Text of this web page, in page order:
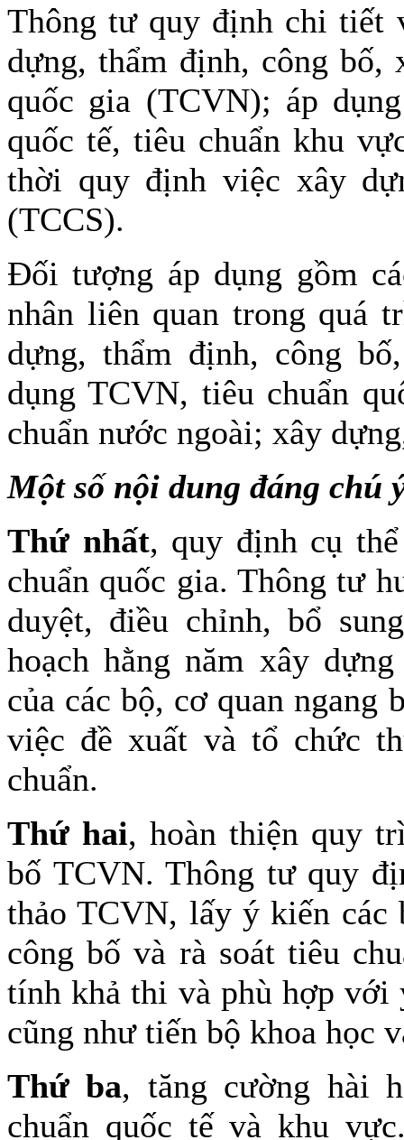
Thông tư quy định chi tiết
dựng, thẩm định, công bố,
quốc gia (TCVN); áp
quốc tế, tiêu chuẩn khu
thời quy định việc xây
(TCCS).
Đối tượng áp dụng gồm
nhân liên quan trong quá
dựng, thẩm định, công
dụng TCVN, tiêu chuẩn
chuẩn nước ngoài; xây
Một số nội dung đáng chú
Thứ nhất, quy định cụ
chuẩn quốc gia. Thông tư
duyệt, điều chỉnh, bổ
hoạch hằng năm xây
của các bộ, cơ quan ngang
việc đề xuất và tổ chức
chuẩn.
Thứ hai, hoàn thiện quy
bố TCVN. Thông tư quy
thảo TCVN, lấy ý kiến các
công bố và rà soát tiêu
tính khả thi và phù hợp với
cũng như tiến bộ khoa học
Thứ ba, tăng cường hài
chuẩn quốc tế và khu